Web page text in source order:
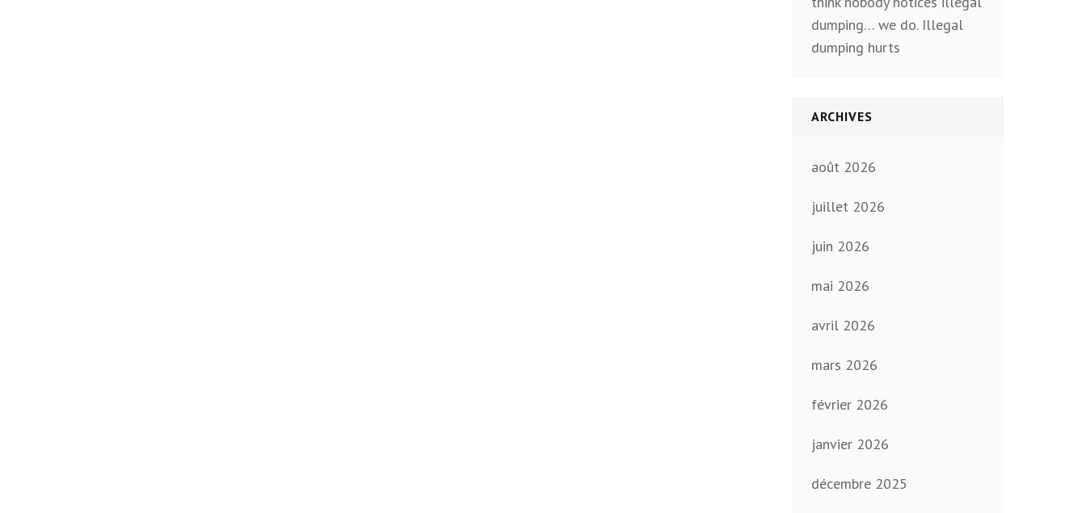
dumping… we do. Illegal
dumping hurts
ARCHIVES
août 2026
juillet 2026
juin 2026
mai 2026
avril 2026
mars 2026
février 2026
janvier 2026
décembre 2025